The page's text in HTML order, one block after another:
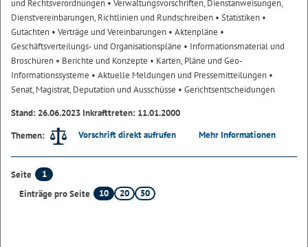
und Rechtsverordnungen • Verwaltungsvorschriften, Dienstanweisungen,
Dienstvereinbarungen, Richtlinien und Rundschreiben • Statistiken •
Gutachten • Verträge und Vereinbarungen • Aktenpläne •
Geschäftsverteilungs- und Organisationspläne • Informationsmaterial und
Broschüren • Berichte und Konzepte • Karten, Pläne und Geo-
Informationssysteme • Aktuelle Meldungen und Pressemitteilungen •
Senat, Magistrat, Deputation und Ausschüsse • Gerichtsentscheidungen
Stand: 26.06.2023 Inkrafttreten: 11.01.2000
Themen:
Vorschrift direkt aufrufen Mehr Informationen
Seite
1
Einträge pro Seite
10 20 50